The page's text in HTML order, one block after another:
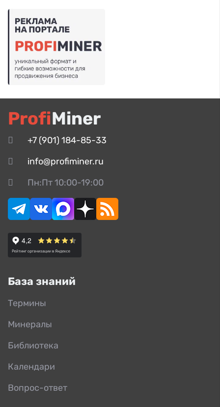
ProfiMiner
+7 (901) 184-85-33
info@profiminer.ru
Пн:Пт 10:00-19:00
База знаний
Термины
Минералы
Библиотека
Календари
Вопрос-ответ